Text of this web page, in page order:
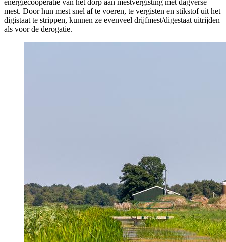
energiecoöperatie van het dorp aan mestvergisting met dagverse
mest. Door hun mest snel af te voeren, te vergisten en stikstof uit het
digistaat te strippen, kunnen ze evenveel drijfmest/digestaat uitrijden
als voor de derogatie.